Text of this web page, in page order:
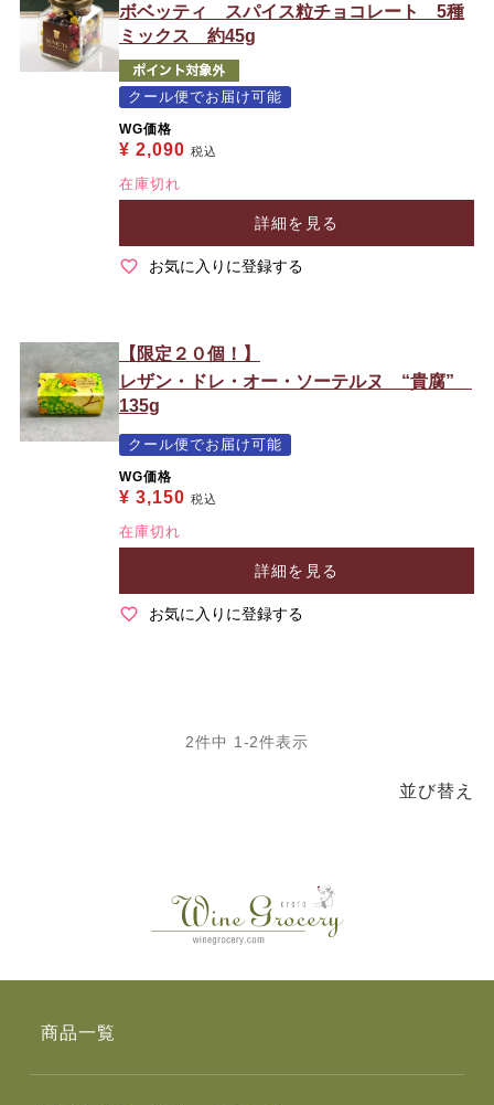
ボベッティ スパイス粒チョコレート 5種
ミックス 約45g
クール便でお届け可能
WG価格
¥ 2,090 税込
在庫切れ
詳細を見る
お気に入りに登録する
【限定２０個！】
レザン・ドレ・オー・ソーテルヌ “貴腐”
135g
クール便でお届け可能
WG価格
¥ 3,150 税込
在庫切れ
詳細を見る
お気に入りに登録する
並び替え
2件中 1 -2件表示
商品一覧